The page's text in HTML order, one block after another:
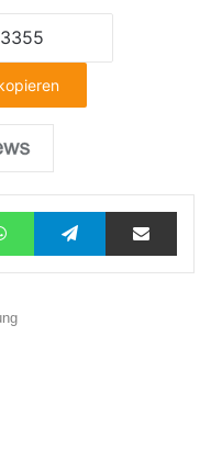
WhatsAppTelegramTeilen via E-Mail